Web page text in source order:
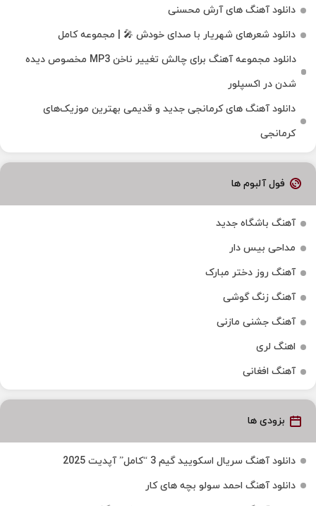
دانلود آهنگ های آرش محسنی
دانلود شعرهای شهریار با صدای خودش 🎤 | مجموعه کامل
دانلود مجموعه آهنگ برای چالش تغییر ناخن MP3 مخصوص دیده
شدن در اکسپلور
دانلود آهنگ‌ های کرمانجی جدید و قدیمی بهترین موزیک‌های
کرمانجی
فول آلبوم ها
آهنگ باشگاه جدید
مداحی بیس دار
آهنگ روز دختر مبارک
آهنگ زنگ گوشی
آهنگ جشنی مازنی
اهنگ لری
آهنگ افغانی
بزودی ها
دانلود آهنگ سریال اسکویید گیم 3 “کامل” آپدیت 2025
دانلود آهنگ احمد سولو بچه های کار